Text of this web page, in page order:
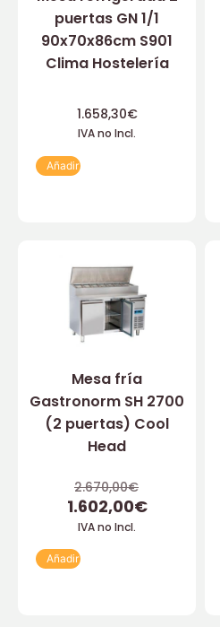
puertas GN 1/1
90x70x86cm S901
Clima Hostelería
1.658,30€
IVA no Incl.
Añadir
Mesa fría
Gastronorm SH 2700
(2 puertas) Cool
Head
2.670,00€
1.602,00€
IVA no Incl.
Añadir